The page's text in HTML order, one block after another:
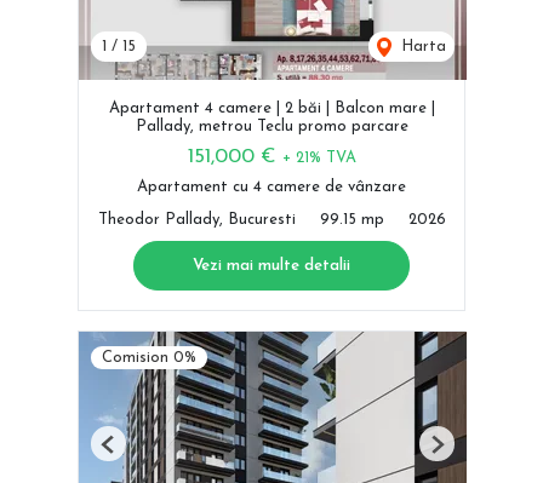
/ 15 Harta
Apartament 4 camere | 2 băi | Balcon mare |
Pallady, metrou Teclu promo parcare
151,000 € + 21% TVA
Apartament cu 4 camere de vânzare
Theodor Pallady, Bucuresti 99.15 mp 2026
Vezi mai multe detalii
Comision 0%
Previous Next